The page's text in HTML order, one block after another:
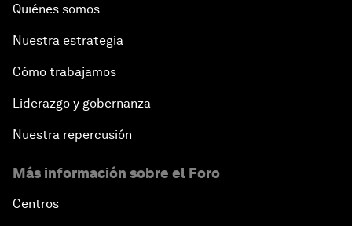
Quiénes somos
Nuestra estrategia
Cómo trabajamos
Liderazgo y gobernanza
Nuestra repercusión
Más información sobre el Foro
Centros